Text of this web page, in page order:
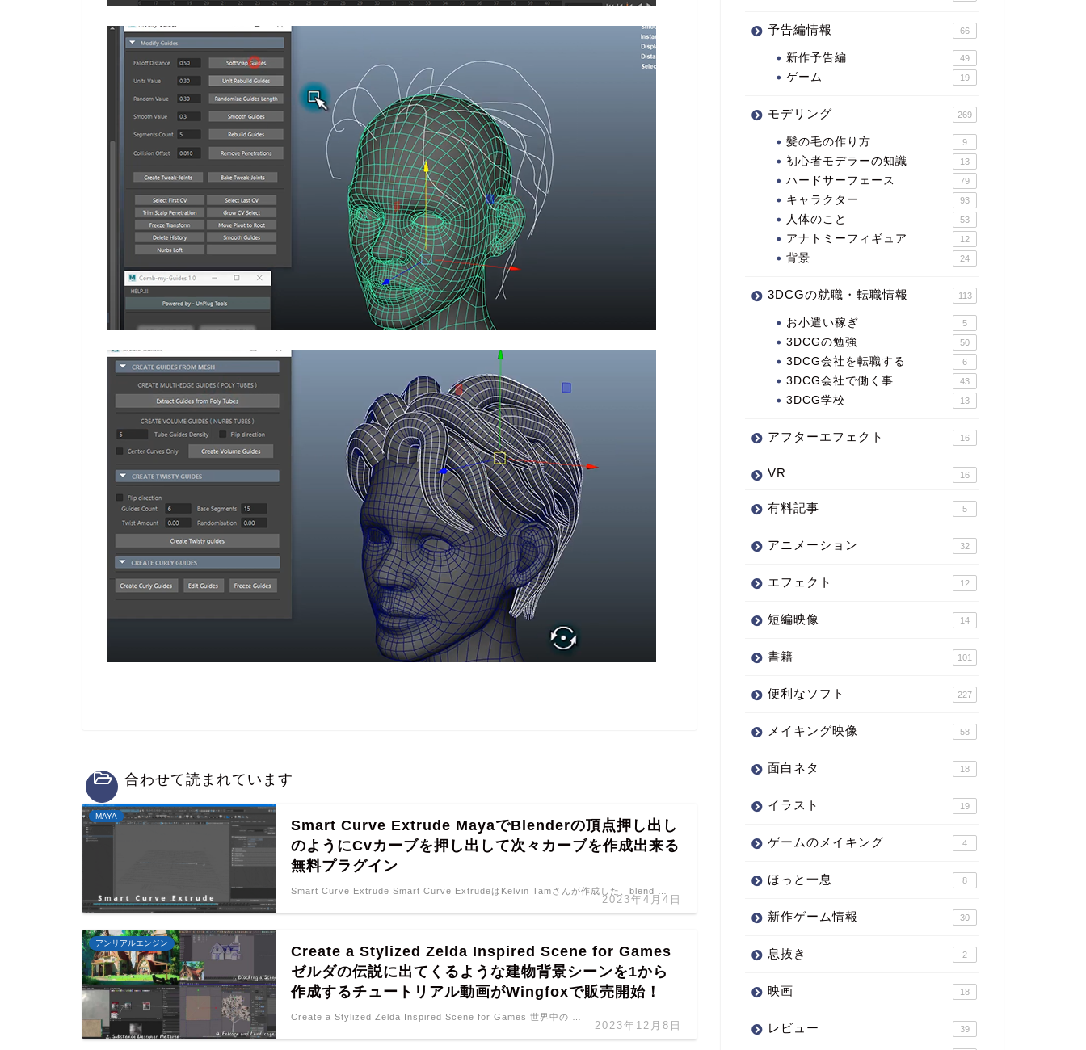
合わせて読まれています
MAYA
Smart Curve Extrude MayaでBlenderの頂点押し出し
のようにCvカーブを押し出して次々カーブを作成出来る
無料プラグイン
2023年4月4日
Smart Curve Extrude Smart Curve ExtrudeはKelvin Tamさんが作成した、blend …
アンリアルエンジン
Create a Stylized Zelda Inspired Scene for Games
ゼルダの伝説に出てくるような建物背景シーンを1から
作成するチュートリアル動画がWingfoxで販売開始！
2023年12月8日
Create a Stylized Zelda Inspired Scene for Games 世界中の …
予告編情報 66
新作予告編 49
ゲーム 19
モデリング 269
髪の毛の作り方 9
初心者モデラーの知識 13
ハードサーフェース 79
キャラクター 93
人体のこと 53
アナトミーフィギュア 12
背景 24
3DCGの就職・転職情報 113
お小遣い稼ぎ 5
3DCGの勉強 50
3DCG会社を転職する 6
3DCG会社で働く事 43
3DCG学校 13
アフターエフェクト 16
VR 16
有料記事 5
アニメーション 32
エフェクト 12
短編映像 14
書籍 101
便利なソフト 227
メイキング映像 58
面白ネタ 18
イラスト 19
ゲームのメイキング 4
ほっと一息 8
新作ゲーム情報 30
息抜き 2
映画 18
レビュー 39